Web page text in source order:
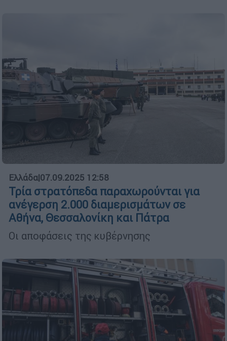
Ελλάδα|07.09.2025 12:58
Τρία στρατόπεδα παραχωρούνται για
ανέγερση 2.000 διαμερισμάτων σε
Αθήνα, Θεσσαλονίκη και Πάτρα
Οι αποφάσεις της κυβέρνησης